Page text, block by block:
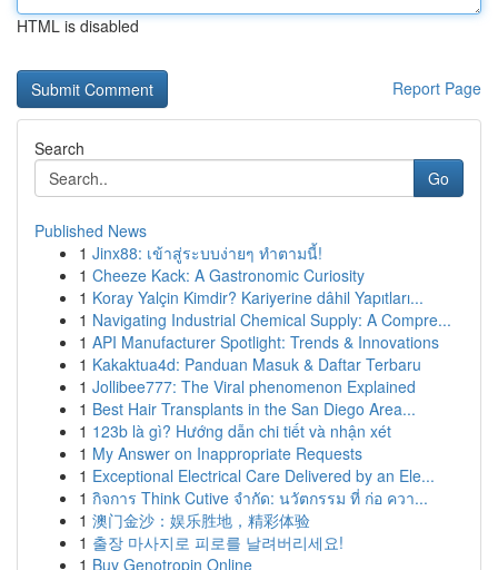
HTML is disabled
Report Page
Search
Go
Published News
1 Jinx88: เข้าสู่ระบบง่ายๆ ทำตามนี้!
1 Cheeze Kack: A Gastronomic Curiosity
1 Koray Yalçin Kimdir? Kariyerine dâhil Yapıtları...
1 Navigating Industrial Chemical Supply: A Compre...
1 API Manufacturer Spotlight: Trends & Innovations
1 Kakaktua4d: Panduan Masuk & Daftar Terbaru
1 Jollibee777: The Viral phenomenon Explained
1 Best Hair Transplants in the San Diego Area...
1 123b là gì? Hướng dẫn chi tiết và nhận xét
1 My Answer on Inappropriate Requests
1 Exceptional Electrical Care Delivered by an Ele...
1 กิจการ Think Cutive จำกัด: นวัตกรรม ที่ ก่อ ควา...
1 澳门金沙：娱乐胜地，精彩体验
1 출장 마사지로 피로를 날려버리세요!
1 Buy Genotropin Online